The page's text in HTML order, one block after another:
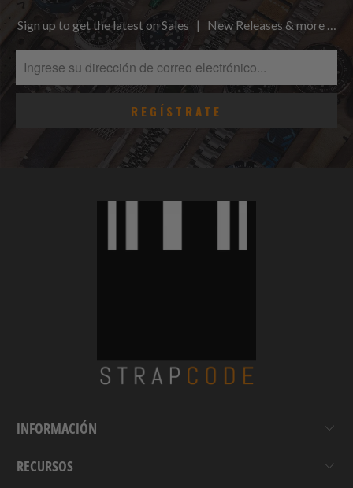
Sign up to get the latest on Sales | New Releases & more …
INFORMACIÓN
RECURSOS